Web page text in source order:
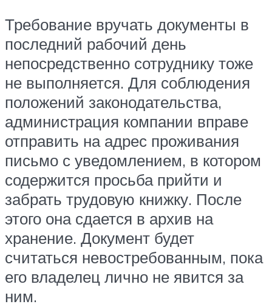
Требование вручать документы в
последний рабочий день
непосредственно сотруднику тоже
не выполняется. Для соблюдения
положений законодательства,
администрация компании вправе
отправить на адрес проживания
письмо с уведомлением, в котором
содержится просьба прийти и
забрать трудовую книжку. После
этого она сдается в архив на
хранение. Документ будет
считаться невостребованным, пока
его владелец лично не явится за
ним.